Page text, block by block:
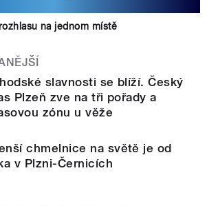
na jednom místě
slavnosti se blíží. Český
Plzeň zve na tři pořady a
zónu u věže
chmelnice na světě je od
v Plzni-Černicích